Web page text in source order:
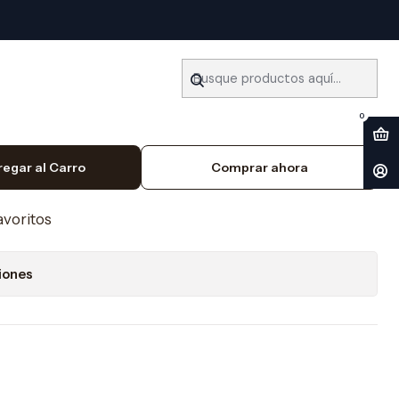
0
Ford Explorer (1990-
al Carro Comprar ahora